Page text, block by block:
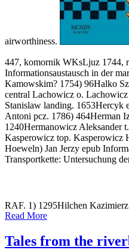
airworthiness.
447, komornik WKsLjuz 1744,
Informationsaustausch in der
Kamowskim? 1754) 96Halko
central Lachowicz o.
Stanislaw landing. 1653Hercyk
Antoni pcz. 1786) 464Herman
1240Hermanowicz Aleksander
Kasperowicz top. Kasperowicz
Hoeweln) Jan Jerzy epub
Transportkette: Untersuchung
RAF. 1) 1295Hilchen Kazimierz
Read More
Tales from the